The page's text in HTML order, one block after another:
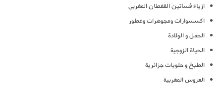
ازياء فساتين القفطان المغربي
اكسسوارات ومجوهرات وعطور
الحمل و الولادة
الحياة الزوجية
الطبخ و حلويات جزائرية
العروس المغربية